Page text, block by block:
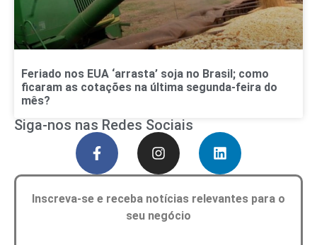
Feriado nos EUA ‘arrasta’ soja no Brasil; como
ficaram as cotações na última segunda-feira do
mês?
Siga-nos nas Redes Sociais
Inscreva-se e receba notícias relevantes para o
seu negócio